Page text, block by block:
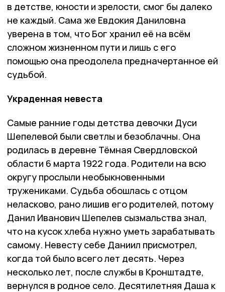
в детстве, юности и зрелости, смог бы далеко
не каждый. Сама же Евдокия Даниловна
уверена в том, что Бог хранил её на всём
сложном жизненном пути и лишь с его
помощью она преодолела предначертанное ей
судьбой.
Украденная невеста
Самые ранние годы детства девочки Дуси
Шепелевой были светлы и безоблачны. Она
родилась в деревне Тёмная Свердловской
области 6 марта 1922 года. Родители на всю
округу прослыли необыкновенными
тружениками. Судьба обошлась с отцом
неласково, рано лишив его родителей, потому
Данил Иванович Шепелев сызмальства знал,
что на кусок хлеба нужно уметь зарабатывать
самому. Невесту себе Даниил присмотрел,
когда той было всего лет десять. Через
несколько лет, после службы в Кронштадте,
вернулся в родное село. Десятилетняя Даша к